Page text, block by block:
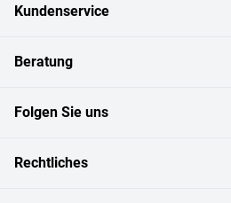
Kundenservice
Beratung
Folgen Sie uns
Rechtliches